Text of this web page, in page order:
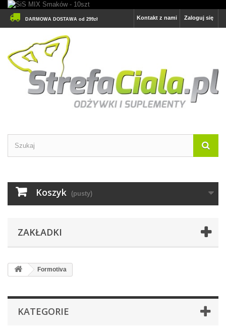
Zaloguj się
Kontakt z nami
DARMOWA DOSTAWA od 299zł
Koszyk (pusty)
ZAKŁADKI
Formotiva
KATEGORIE